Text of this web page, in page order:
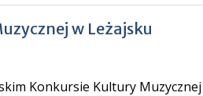
w Leżajsku
Konkursie Kultury